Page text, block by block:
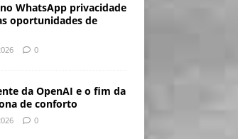
WhatsApp privacidade
oportunidades de
0
da OpenAI e o fim da
de conforto
0